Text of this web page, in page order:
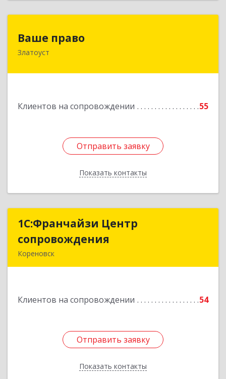
Ваше право
Златоуст
Клиентов на сопровождении 55
Отправить заявку
Показать контакты
Отправить заявку
Назад
1С:Франчайзи Центр
сопровождения
Кореновск
Клиентов на сопровождении 54
Отправить заявку
Показать контакты
1С:Франчайзи Центр
Отправить заявку
Назад